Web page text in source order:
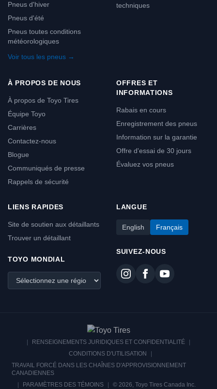
Pneus d'hiver
Pneus d'été
Pneus toutes conditions
météorologiques
Voir tous les pneus →
techniques
À PROPOS DE NOUS
À propos de Toyo Tires
Équipe Toyo
Carrières
Contactez-nous
Blogue
Communiqués de presse
Rappels de sécurité
OFFRES ET
INFORMATIONS
Rabais en cours
Enregistrement des pneus
Information sur la garantie
Offre d'essai de 30 jours
Évaluez vos pneus
LIENS RAPIDES
Site de soutien aux détaillants
Trouver un détaillant
TOYO MONDIAL
LANGUE
English Français
SUIVEZ-NOUS
RENSEIGNEMENTS JURIDIQUES ET CONFIDENTIALITÉ
CONDITIONS D'UTILISATION
TRAVAIL FORCÉ DANS LES CHAÎNES D'APPROVISIONNEMENT
CANADIENNES
PARAMÈTRES DES TÉMOINS © 2026, Toyo Tires Canada Inc.